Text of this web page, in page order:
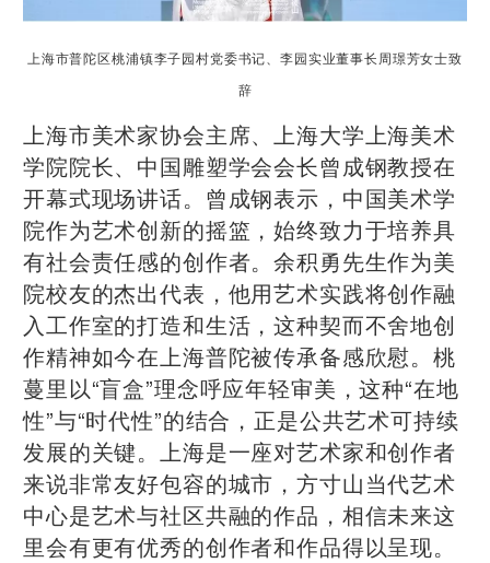
上海市普陀区桃浦镇李子园村党委书记、李园实业董事长周璟芳女士致
辞
上海市美术家协会主席、上海大学上海美术
学院院长、中国雕塑学会会长曾成钢教授在
开幕式现场讲话。曾成钢表示，中国美术学
院作为艺术创新的摇篮，始终致力于培养具
有社会责任感的创作者。余积勇先生作为美
院校友的杰出代表，他用艺术实践将创作融
入工作室的打造和生活，这种契而不舍地创
作精神如今在上海普陀被传承备感欣慰。桃
蔓里以“盲盒”理念呼应年轻审美，这种“在地
性”与“时代性”的结合，正是公共艺术可持续
发展的关键。上海是一座对艺术家和创作者
来说非常友好包容的城市，方寸山当代艺术
中心是艺术与社区共融的作品，相信未来这
里会有更有优秀的创作者和作品得以呈现。